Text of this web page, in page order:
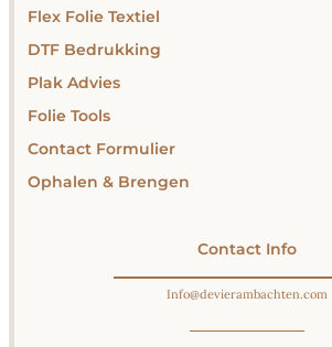
Flex Folie Textiel
DTF Bedrukking
Plak Advies
Folie Tools
Contact Formulier
Ophalen & Brengen
Contact Info
Info@devierambachten.com